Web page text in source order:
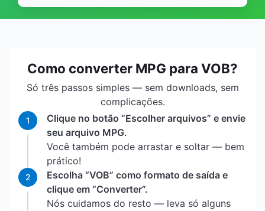
Como converter MPG para VOB?
Só três passos simples — sem downloads, sem
complicações.
1
Clique no botão “Escolher arquivos” e envie
seu arquivo MPG.
Você também pode arrastar e soltar — bem
prático!
2
Escolha “VOB” como formato de saída e
clique em “Converter”.
Nós cuidamos do resto — leva só alguns